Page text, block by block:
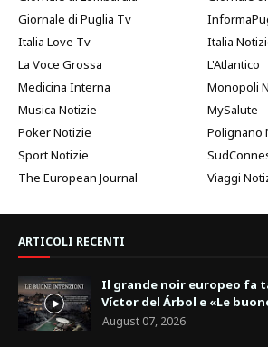
Giornale di Puglia Tv
Italia Love Tv
Italia
La Voce Grossa
L'Atlantico
Medicina Interna
Monopoli
Musica Notizie
MySalute
Poker Notizie
Polignano
Sport Notizie
The European Journal
Viaggi
ARTICOLI RECENTI
Il grande noir europeo fa
Víctor del Árbol e «Le
August 07, 2026